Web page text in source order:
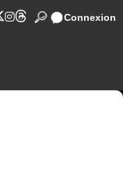
Connexion